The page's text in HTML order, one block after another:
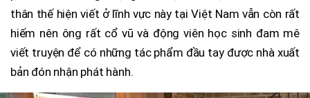
thân thế hiện viết ở lĩnh vực này tại Việt Nam vẫn còn rất
hiếm nên ông rất cổ vũ và động viên học sinh đam mê
viết truyện để có những tác phẩm đầu tay được nhà xuất
bản đón nhận phát hành.